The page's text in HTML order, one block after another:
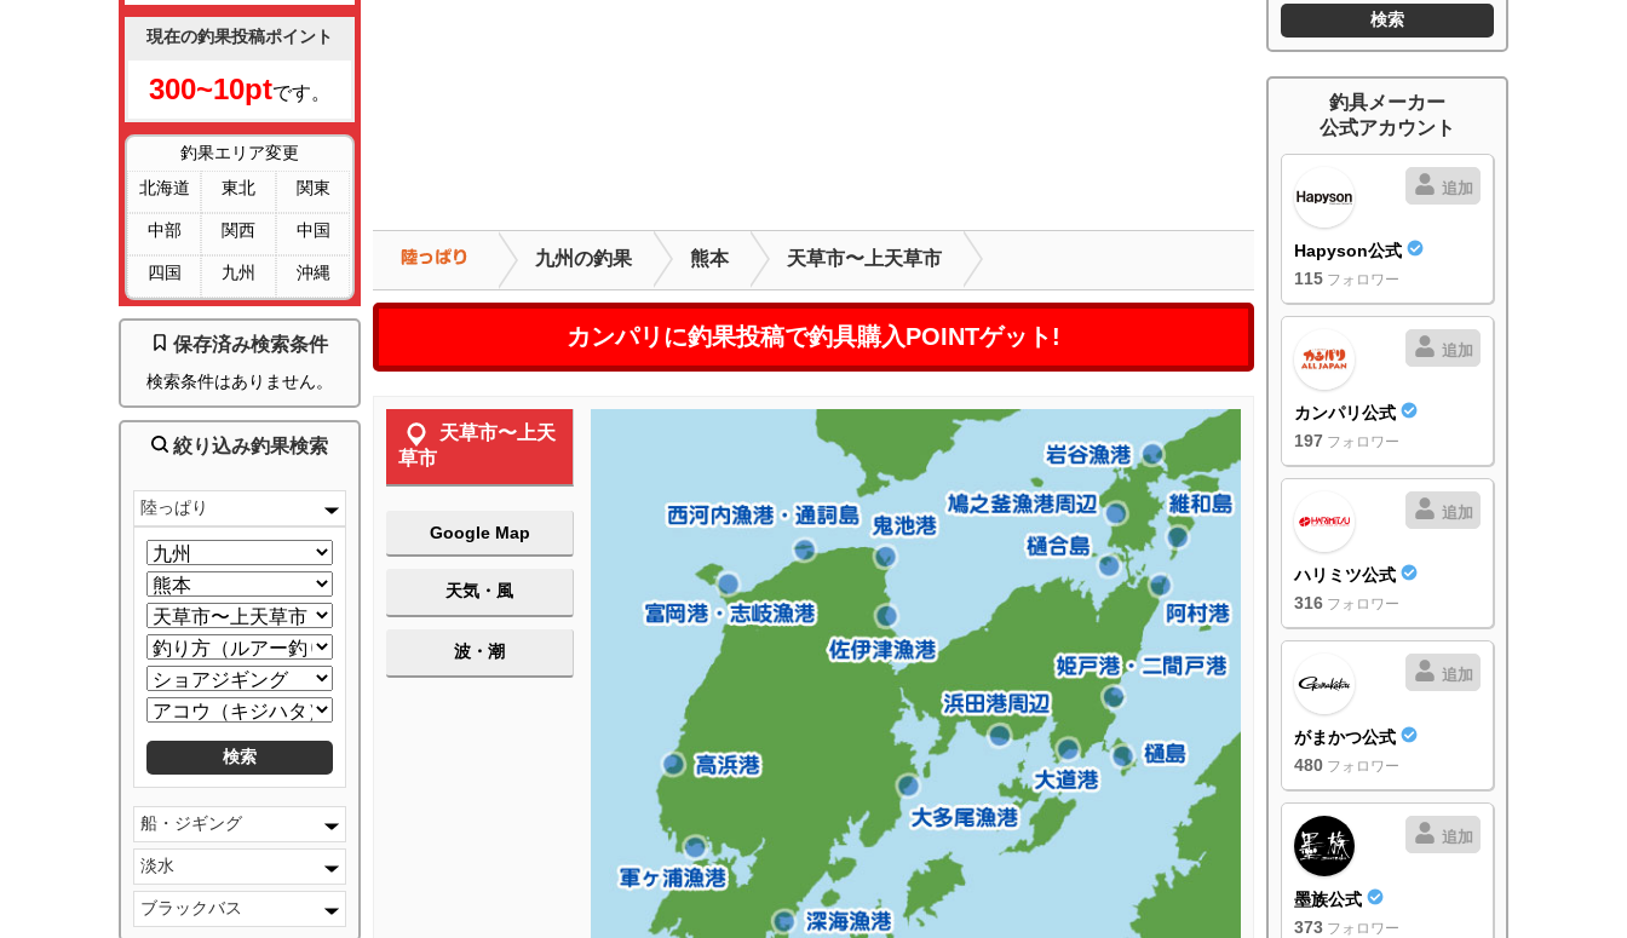
現在の釣果投稿ポイント
300~10ptです。
釣果エリア変更
北海道
東北 関東
中部 関西 中国
四国 九州 沖縄
保存済み検索条件
検索条件はありません。
絞り込み釣果検索
陸っぱり
船・ジギング
淡水
ブラックバス
九州の釣果 熊本 天草市〜上天草市
カンパリに釣果投稿で釣具購入POINTゲット!
天草市〜上天
草市
Google Map
天気・風
波・潮
釣具メーカー
公式アカウント
追加
Hapyson公式
115 フォロワー
追加
カンパリ公式
197 フォロワー
追加
ハリミツ公式
316 フォロワー
追加
がまかつ公式
480 フォロワー
追加
墨族公式
373 フォロワー